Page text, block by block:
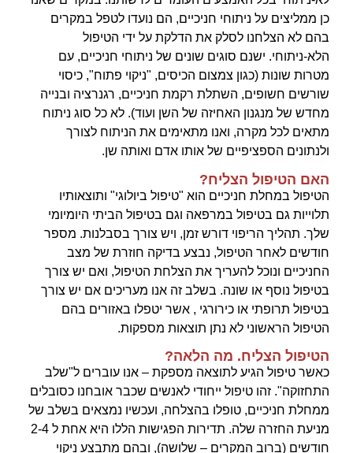
כן ממליצים על ניתוחי חניכיים, הם נועדו לטפל במקרים
בהם לא הצלחנו לסלק את הדלקת על ידי הטיפול
הלא-ניתוחי. ישנם סוגים שונים של ניתוחי חניכיים, עם
מטרות שונות (כגון צמצום הכיסים, "ניקוי פתוח", כיסוי
שורשים חשופים, השתלת רקמת חניכיים, רגנרציה ובנייה
מחדש של מנגנון האחיזה של השן ועוד). לא כל סוג ניתוח
מתאים לכל מקרה, ואנו מתאימים את הניתוח לצורך
ולנתונים הספציפיים של אותו אדם ואותה שן.
האם הטיפול הצליח?
הטיפול במחלת חניכיים הוא "טיפול ביולוגי" ותוצאותיו
תלוייות גם בטיפול במרפאה וגם בטיפול הביתי היומיומי
שלך. תהליך הריפוי דורש זמן, ויש צורך בסבלנות. מספר
חודשים לאחר הטיפול, נבצע בדיקה חוזרת של מצב
החניכיים ונוכל להעריך את הצלחת הטיפול, ואם יש צורך
בטיפול נוסף או שונה. בשלב זה אנו מעריכים אם יש צורך
בטיפול תרופתי או כירורגי , אשר יטפלו באזורים בהם
הטיפול הראשוני לא נתן תוצאות מספקות.
הטיפול הצליח. מה הלאה?
כאשר טיפול הגיע לתוצאה מספקת – אנו עוברים ל"שלב
התחזוקה". זהו טיפול ייחודי לאנשים שכבר אובחנו כסובלים
ממחלת חניכיים, טופלו בהצלחה, ועכשיו נמצאים בשלב של
מניעת החזרה שלה. תדירות הפגישות הללו היא אחת ל 2-4
חודשים (ברוב המקרים – שלושה), ובהם מתבצע ניקוי